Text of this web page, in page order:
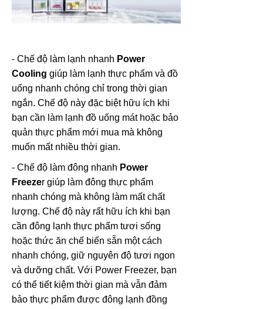
- Chế độ làm lạnh nhanh Power
Cooling giúp làm lạnh thực phẩm và đồ
uống nhanh chóng chỉ trong thời gian
ngắn. Chế độ này đặc biệt hữu ích khi
bạn cần làm lạnh đồ uống mát hoặc bảo
quản thực phẩm mới mua mà không
muốn mất nhiều thời gian.
- Chế độ làm đông nhanh Power
Freezer giúp làm đông thực phẩm
nhanh chóng mà không làm mất chất
lượng. Chế độ này rất hữu ích khi bạn
cần đông lạnh thực phẩm tươi sống
hoặc thức ăn chế biến sẵn một cách
nhanh chóng, giữ nguyên độ tươi ngon
và dưỡng chất. Với Power Freezer, bạn
có thể tiết kiệm thời gian mà vẫn đảm
bảo thực phẩm được đông lạnh đồng